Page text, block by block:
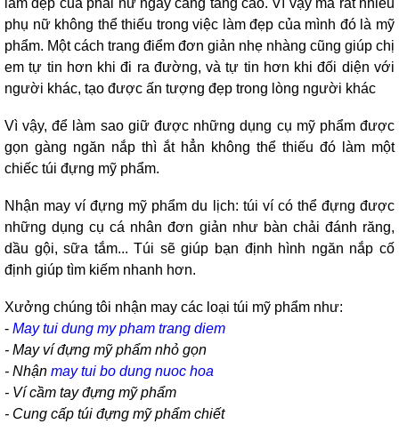
làm đẹp của phái nữ ngày càng tăng cao. Vì vậy mà rất nhiều
phụ nữ không thể thiếu trong việc làm đẹp của mình đó là mỹ
phẩm. Một cách trang điểm đơn giản nhẹ nhàng cũng giúp chị
em tự tin hơn khi đi ra đường, và tự tin hơn khi đối diện với
người khác, tạo được ấn tượng đẹp trong lòng người khác
Vì vậy, để làm sao giữ được những dụng cụ mỹ phẩm được
gọn gàng ngăn nắp thì ắt hẳn không thể thiếu đó làm một
chiếc túi đựng mỹ phẩm.
Nhận may ví đựng mỹ phẩm du lịch: túi ví có thể đựng được
những dụng cụ cá nhân đơn giản như bàn chải đánh răng,
dầu gội, sữa tắm... Túi sẽ giúp bạn định hình ngăn nắp cố
định giúp tìm kiếm nhanh hơn.
Xưởng chúng tôi nhận may các loại túi mỹ phẩm như:
- May tui dung my pham trang diem
- May ví đựng mỹ phẩm nhỏ gọn
- Nhận may tui bo dung nuoc hoa
- Ví cầm tay đựng mỹ phẩm
- Cung cấp túi đựng mỹ phẩm chiết